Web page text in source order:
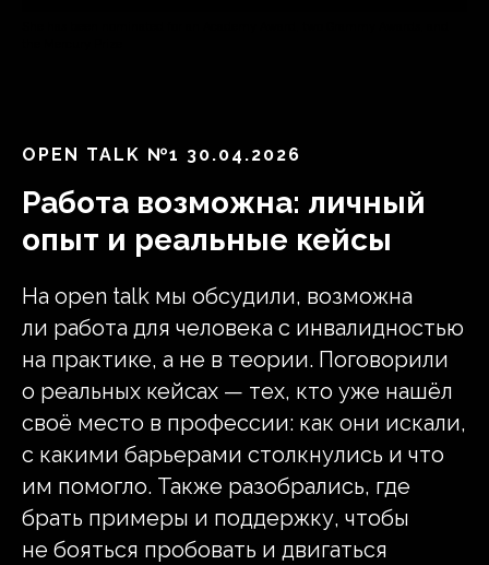
ОPEN TALK №1 30.04.2026
Работа возможна: личный
опыт и реальные кейсы
На open talk мы обсудили, возможна
ли работа для человека с инвалидностью
на практике, а не в теории. Поговорили
о реальных кейсах — тех, кто уже нашёл
своё место в профессии: как они искали,
с какими барьерами столкнулись и что
им помогло. Также разобрались, где
брать примеры и поддержку, чтобы
не бояться пробовать и двигаться
Контакт Everland для СМИ
e.rudeleva@evland.ru
Контакт Магнит для СМИ
pressa@magnit.ru